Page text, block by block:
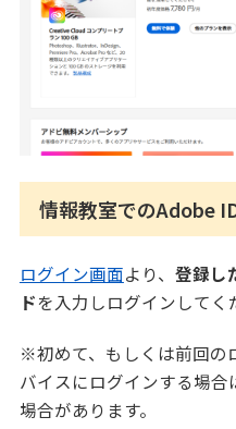
情報教室でのAdobe
ログイン画面より、 登録し
ドを入力しログインしてく
※初めて、もしくは前回の
バイスにログインする場
場合があります。